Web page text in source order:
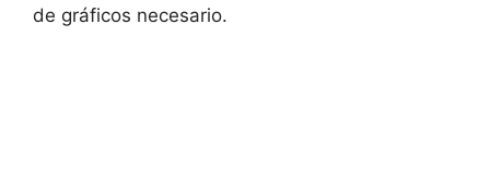
de gráficos necesario.